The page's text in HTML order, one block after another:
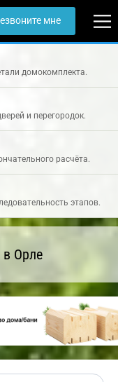
мне
домокомплекта.
и перегородок.
расчёта.
этапов.
Орле